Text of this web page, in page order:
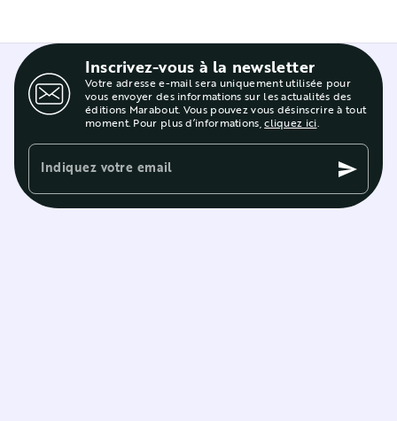
Inscrivez-vous à la newsletter
Votre adresse e-mail sera uniquement utilisée pour
vous envoyer des informations sur les actualités des
éditions Marabout. Vous pouvez vous désinscrire à tout
moment. Pour plus d’informations,cliquez ici.
Indiquez votre email send